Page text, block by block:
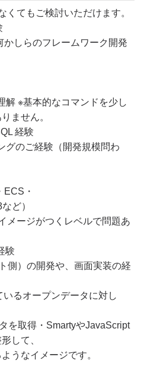
くてもご検討いただけます。
かしらのフレームワーク開発
解 ※基本的なコマンドを少し
ません。
経験
グのご経験（開発規模問わ
ECS・
ど）
メージがつくレベルで問題あ
験
側）の開発や、画面実装の経
るオープンデータに対し
取得・SmartyやJavaScript
して、
うなイメージです。